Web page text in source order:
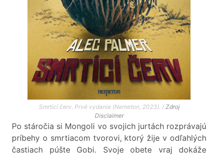
Smrtící červ. Prvé vydanie (Nemeton, 2023). /Zdroj
Disclaimer
Po stáročia si Mongoli vo svojich jurtách rozprávajú
príbehy o smrtiacom tvorovi, ktorý žije v odľahlých
častiach púšte Gobi. Svoje obete vraj dokáže